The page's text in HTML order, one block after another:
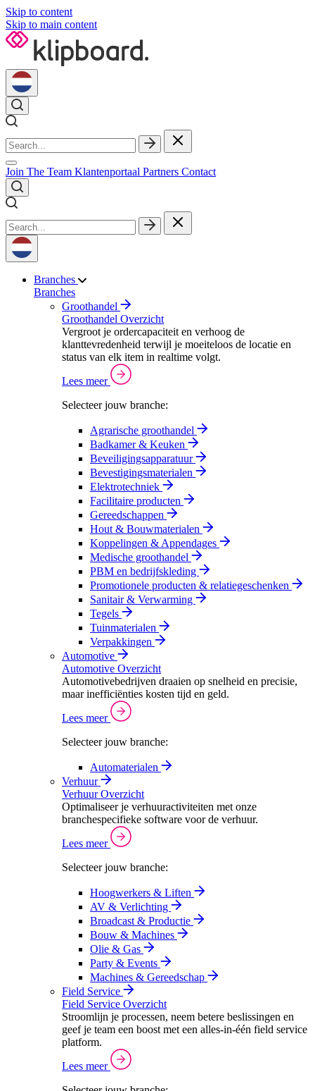
Skip to content
Skip to main content
Join The Team Klantenportaal Partners Contact
Branches
Branches
Groothandel
Groothandel Overzicht
Vergroot je ordercapaciteit en verhoog de
klanttevredenheid terwijl je moeiteloos de locatie en
status van elk item in realtime volgt.
Lees meer
Selecteer jouw branche:
Agrarische groothandel
Badkamer & Keuken
Beveiligingsapparatuur
Bevestigingsmaterialen
Elektrotechniek
Facilitaire producten
Gereedschappen
Hout & Bouwmaterialen
Koppelingen & Appendages
Medische groothandel
PBM en bedrijfskleding
Promotionele producten & relatiegeschenken
Sanitair & Verwarming
Tegels
Tuinmaterialen
Verpakkingen
Automotive
Automotive Overzicht
Automotivebedrijven draaien op snelheid en precisie,
maar inefficiënties kosten tijd en geld.
Lees meer
Selecteer jouw branche:
Automaterialen
Verhuur
Verhuur Overzicht
Optimaliseer je verhuuractiviteiten met onze
branchespecifieke software voor de verhuur.
Lees meer
Selecteer jouw branche:
Hoogwerkers & Liften
AV & Verlichting
Broadcast & Productie
Bouw & Machines
Olie & Gas
Party & Events
Machines & Gereedschap
Field Service
Field Service Overzicht
Stroomlijn je processen, neem betere beslissingen en
geef je team een boost met een alles-in-één field service
platform.
Lees meer